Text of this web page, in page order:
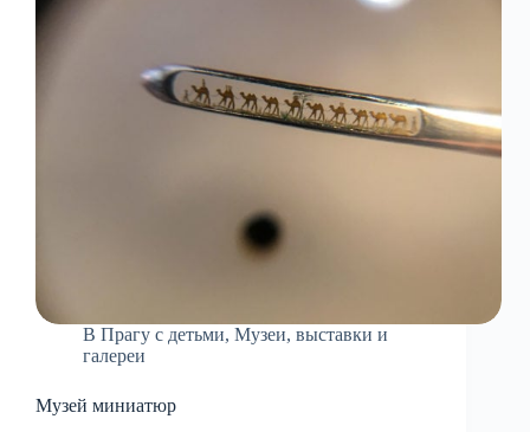
В Прагу с детьми, Музеи, выставки и
галереи
Музей миниатюр